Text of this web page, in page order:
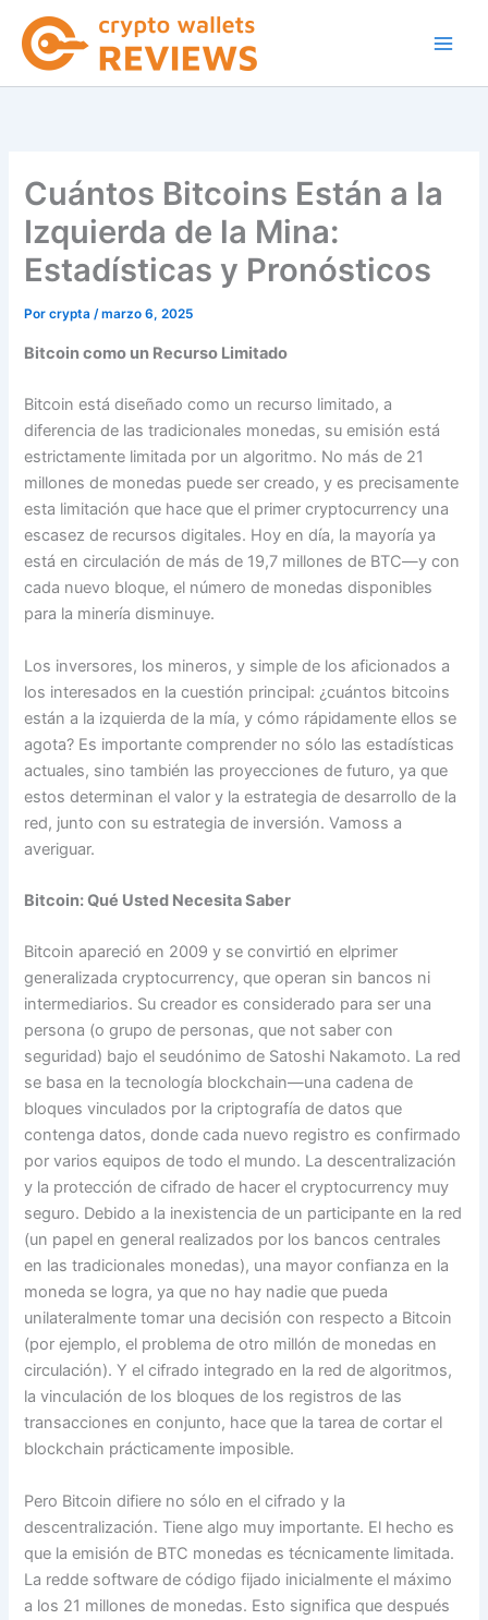
contenido
Cuántos Bitcoins Están a la
Izquierda de la Mina:
Estadísticas y Pronósticos
Porcrypta/marzo 6, 2025
Bitcoin como un Recurso Limitado
Bitcoin está diseñado como un recurso limitado, a
diferencia de las tradicionales monedas, su emisión está
estrictamente limitada por un algoritmo. No más de 21
millones de monedas puede ser creado, y es precisamente
esta limitación que hace que el primer cryptocurrency una
escasez de recursos digitales. Hoy en día, la mayoría ya
está en circulación de más de 19,7 millones de BTC—y con
cada nuevo bloque, el número de monedas disponibles
para la minería disminuye.
Los inversores, los mineros, y simple de los aficionados a
los interesados en la cuestión principal: ¿cuántos bitcoins
están a la izquierda de la mía, y cómo rápidamente ellos se
agota? Es importante comprender no sólo las estadísticas
actuales, sino también las proyecciones de futuro, ya que
estos determinan el valor y la estrategia de desarrollo de la
red, junto con su estrategia de inversión. Vamoss a
averiguar.
Bitcoin: Qué Usted Necesita Saber
Bitcoin apareció en 2009 y se convirtió en elprimer
generalizada cryptocurrency, que operan sin bancos ni
intermediarios. Su creador es considerado para ser una
persona (o grupo de personas, que not saber con
seguridad) bajo el seudónimo de Satoshi Nakamoto. La red
se basa en la tecnología blockchain—una cadena de
bloques vinculados por la criptografía de datos que
contenga datos, donde cada nuevo registro es confirmado
por varios equipos de todo el mundo. La descentralización
y la protección de cifrado de hacer el cryptocurrency muy
seguro. Debido a la inexistencia de un participante en la red
(un papel en general realizados por los bancos centrales
en las tradicionales monedas), una mayor confianza en la
moneda se logra, ya que no hay nadie que pueda
unilateralmente tomar una decisión con respecto a Bitcoin
(por ejemplo, el problema de otro millón de monedas en
circulación). Y el cifrado integrado en la red de algoritmos,
la vinculación de los bloques de los registros de las
transacciones en conjunto, hace que la tarea de cortar el
blockchain prácticamente imposible.
Pero Bitcoin difiere no sólo en el cifrado y la
descentralización. Tiene algo muy importante. El hecho es
que la emisión de BTC monedas es técnicamente limitada.
La redde software de código fijado inicialmente el máximo
a los 21 millones de monedas. Esto significa que después